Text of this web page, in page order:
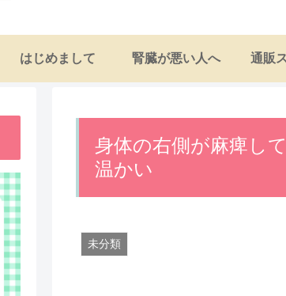
はじめまして 腎臓が悪い人へ 通販
身体の右側が麻痺し
温かい
未分類